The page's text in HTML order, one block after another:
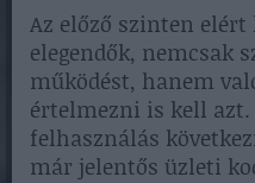
Az előző szinten
elegendők, nemcsak
működést, hanem
értelmezni is kell
felhasználás
már jelentős üzleti